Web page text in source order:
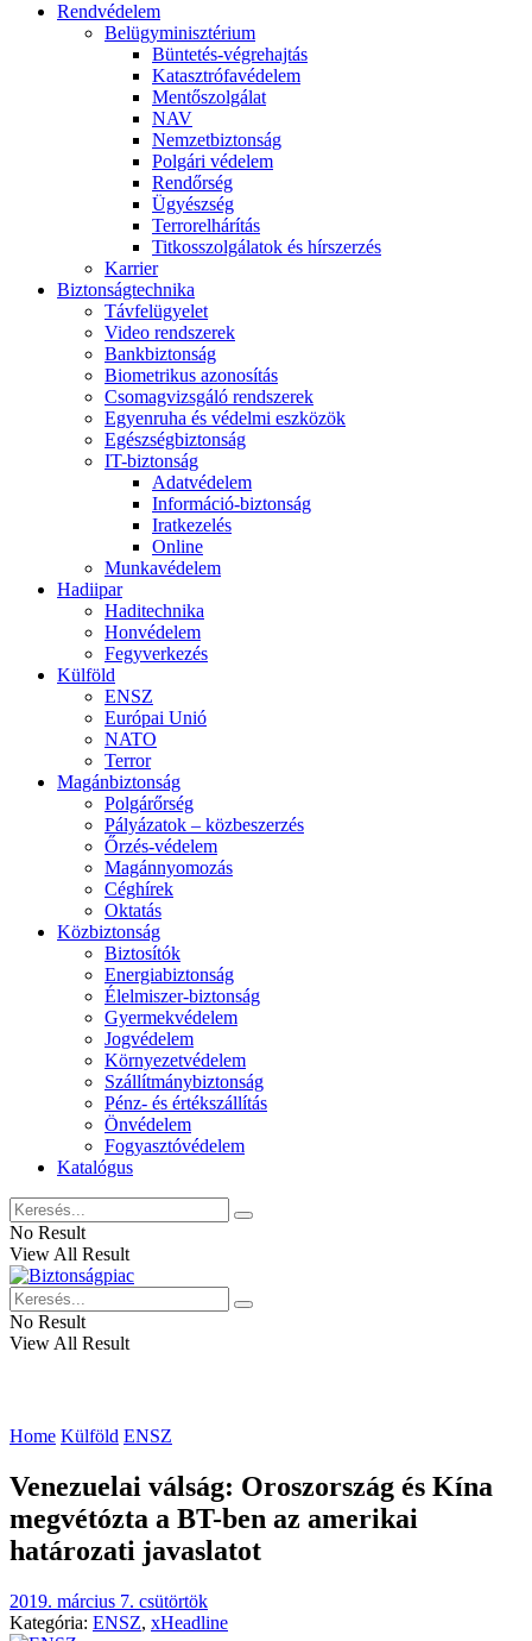
Rendvédelem
Belügyminisztérium
Büntetés-végrehajtás
Katasztrófavédelem
Mentőszolgálat
NAV
Nemzetbiztonság
Polgári védelem
Rendőrség
Ügyészség
Terrorelhárítás
Titkosszolgálatok és hírszerzés
Karrier
Biztonságtechnika
Távfelügyelet
Video rendszerek
Bankbiztonság
Biometrikus azonosítás
Csomagvizsgáló rendszerek
Egyenruha és védelmi eszközök
Egészségbiztonság
IT-biztonság
Adatvédelem
Információ-biztonság
Iratkezelés
Online
Munkavédelem
Hadiipar
Haditechnika
Honvédelem
Fegyverkezés
Külföld
ENSZ
Európai Unió
NATO
Terror
Magánbiztonság
Polgárőrség
Pályázatok – közbeszerzés
Őrzés-védelem
Magánnyomozás
Céghírek
Oktatás
Közbiztonság
Biztosítók
Energiabiztonság
Élelmiszer-biztonság
Gyermekvédelem
Jogvédelem
Környezetvédelem
Szállítmánybiztonság
Pénz- és értékszállítás
Önvédelem
Fogyasztóvédelem
Katalógus
No Result
View All Result
No Result
View All Result
Home Külföld ENSZ
Venezuelai válság: Oroszország és Kína
megvétózta a BT-ben az amerikai
határozati javaslatot
2019. március 7. csütörtök
Kategória: ENSZ, xHeadline